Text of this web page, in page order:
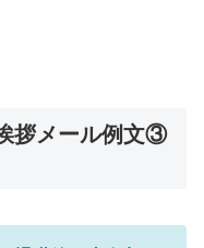
拶メール例文③